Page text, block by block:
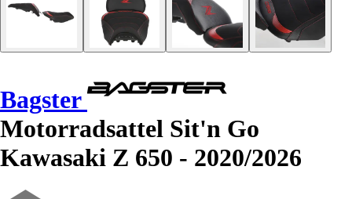
Bagster
Motorradsattel Sit'n Go
Kawasaki Z 650 - 2020/2026